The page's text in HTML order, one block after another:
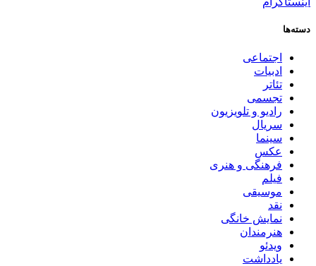
دسته‌ها
اجتماعی
ادبیات
تئاتر
تجسمی
رادیو و تلویزیون
سریال
سینما
عکس
فرهنگی و هنری
فیلم
موسیقی
نقد
نمایش خانگی
هنرمندان
ویدئو
یادداشت